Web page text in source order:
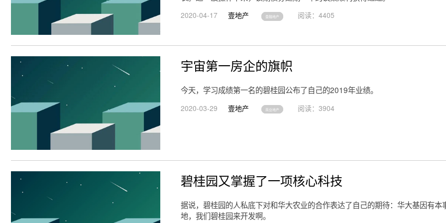
2020-04-17 壹地产 金融地产 阅读：4405
宇宙第一房企的旗帜
今天，学习成绩第一名的碧桂园公布了自己的2019年业绩。
2020-03-29 壹地产 商业地产 阅读：3904
碧桂园又掌握了一项核心科技
据说，碧桂园的人私底下对和华大农业的合作表达了自己的期待：华大基因有本
地，我们碧桂园来开发啊。